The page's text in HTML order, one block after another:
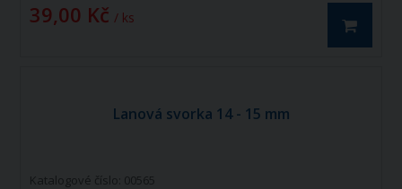
39,00 Kč / ks
Lanová svorka 14 - 15 mm
Katalogové číslo: 00565